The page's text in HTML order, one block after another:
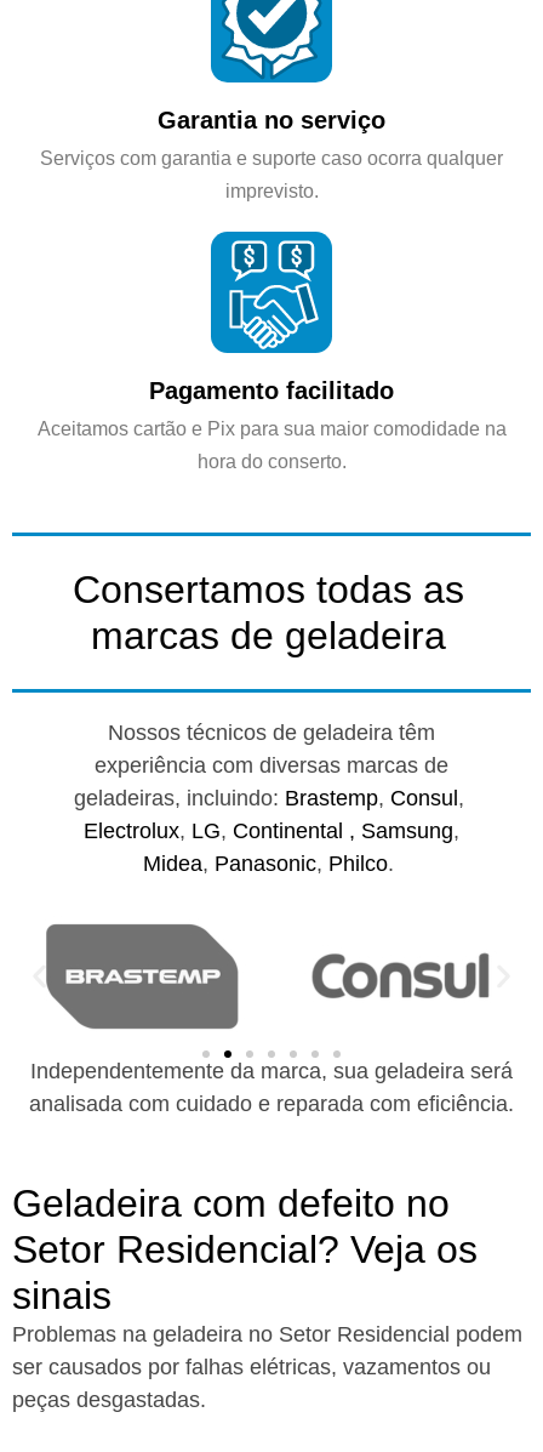
Garantia no serviço
Serviços com garantia e suporte caso ocorra qualquer
imprevisto.
Pagamento facilitado
Aceitamos cartão e Pix para sua maior comodidade na
hora do conserto.
Consertamos todas as
marcas de geladeira
Nossos técnicos de geladeira têm
experiência com diversas marcas de
geladeiras, incluindo: Brastemp, Consul ,
Electrolux, LG, Continental , Samsung,
Midea, Panasonic, Philco.
Independentemente da marca, sua geladeira será
analisada com cuidado e reparada com eficiência.
Geladeira com defeito no
Setor Residencial? Veja os
sinais
Problemas na geladeira no Setor Residencial podem
ser causados por falhas elétricas, vazamentos ou
peças desgastadas.